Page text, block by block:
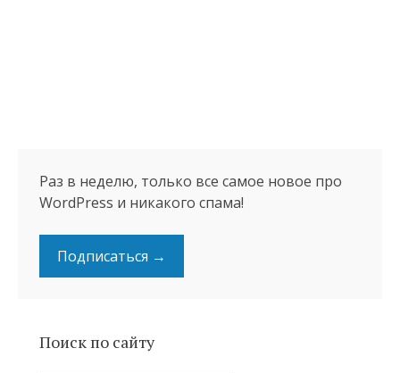
Раз в неделю, только все самое новое про
WordPress и никакого спама!
Подписаться →
Поиск по сайту